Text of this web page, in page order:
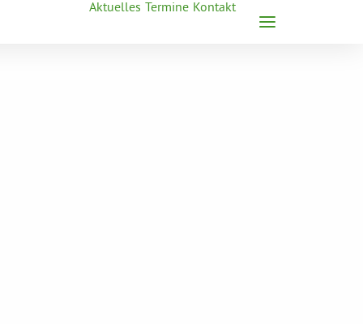
Aktuelles Termine Kontakt